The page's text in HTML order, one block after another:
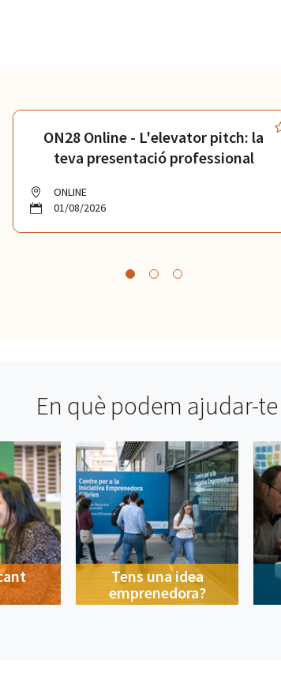
ON28 Online - L'elevator pitch: la
teva presentació professional
ONLINE
01/08/2026
En què podem ajudar-te
Tens una idea
emprenedora?